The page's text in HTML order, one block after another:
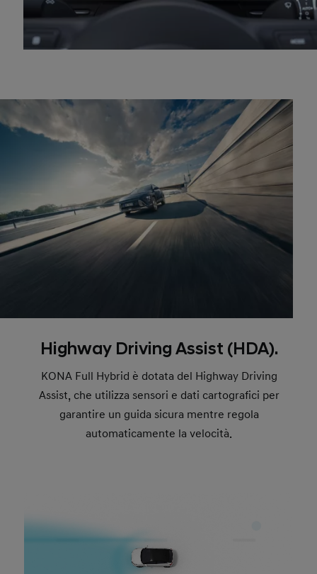
Highway Driving Assist (HDA).
KONA Full Hybrid è dotata del Highway Driving
Assist, che utilizza sensori e dati cartografici per
garantire un guida sicura mentre regola
automaticamente la velocità.